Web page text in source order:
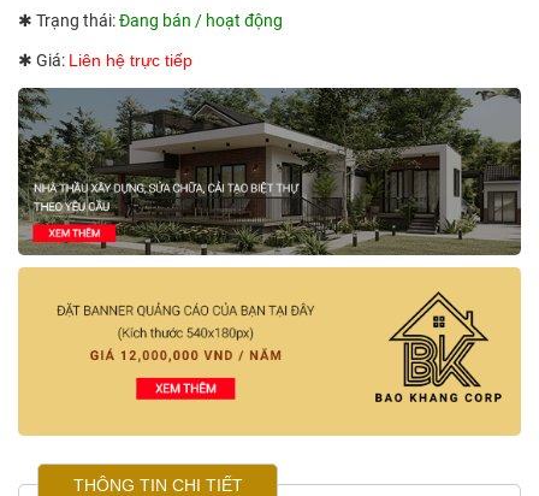
✱ Trạng thái:Đang bán / hoạt động
✱ Giá: Liên hệ trực tiếp
THÔNG TIN CHI TIẾT